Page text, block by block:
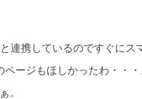
連携しているのですぐにス
ージもほしかったわ・・・
。